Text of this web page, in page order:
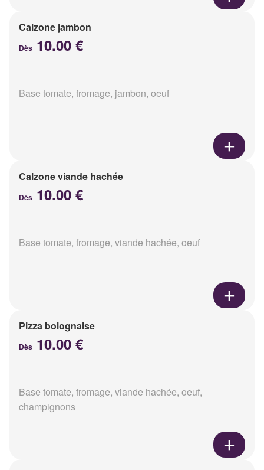
Calzone jambon
Dès 10.00 €
Base tomate, fromage, jambon, oeuf
Calzone viande hachée
Dès 10.00 €
Base tomate, fromage, viande hachée, oeuf
Pizza bolognaise
Dès 10.00 €
Base tomate, fromage, viande hachée, oeuf,
champignons